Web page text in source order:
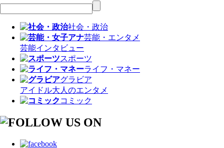
社会・政治
芸能・エンタメ
芸能インタビュー
スポーツ
ライフ・マネー
グラビア
アイドル大人のエンタメ
コミック